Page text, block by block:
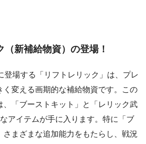
（新補給物資）の登場！
登場する「リフトレリック」は、プレ
く変える画期的な補給物資です。この
、「ブーストキット」と「レリック武
アイテムが手に入ります。特に「ブ
さまざまな追加能力をもたらし、戦況